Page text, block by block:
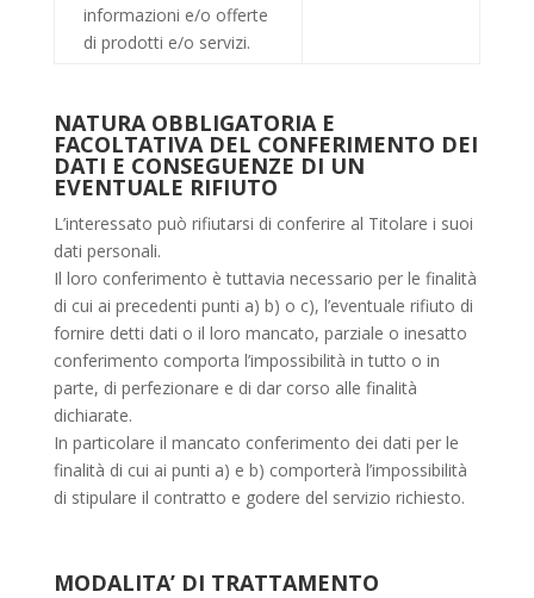
informazioni e/o offerte
di prodotti e/o servizi.
NATURA OBBLIGATORIA E
FACOLTATIVA DEL CONFERIMENTO DEI
DATI E CONSEGUENZE DI UN
EVENTUALE RIFIUTO
L’interessato può rifiutarsi di conferire al Titolare i suoi
dati personali.
Il loro conferimento è tuttavia necessario per le finalità
di cui ai precedenti punti a) b) o c), l’eventuale rifiuto di
fornire detti dati o il loro mancato, parziale o inesatto
conferimento comporta l’impossibilità in tutto o in
parte, di perfezionare e di dar corso alle finalità
dichiarate.
In particolare il mancato conferimento dei dati per le
finalità di cui ai punti a) e b) comporterà l’impossibilità
di stipulare il contratto e godere del servizio richiesto.
MODALITA’ DI TRATTAMENTO